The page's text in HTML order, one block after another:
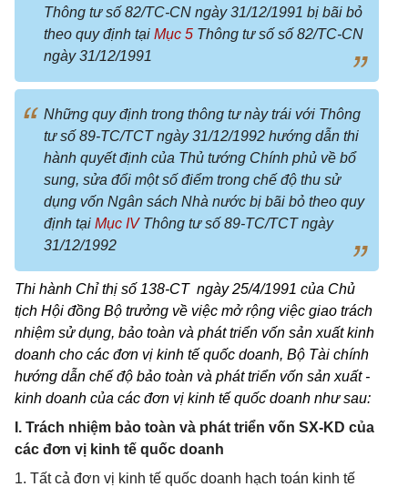
Thông tư số 82/TC-CN ngày 31/12/1991 bị bãi bỏ
theo quy định tại Mục 5 Thông tư số số 82/TC-CN
ngày 31/12/1991
Những quy định trong thông tư này trái với Thông
tư số 89-TC/TCT ngày 31/12/1992 hướng dẫn thi
hành quyết định của Thủ tướng Chính phủ về bổ
sung, sửa đổi một số điểm trong chế độ thu sử
dụng vốn Ngân sách Nhà nước bị bãi bỏ theo quy
định tại Mục IVThông tư số 89-TC/TCT ngày
31/12/1992
Thi hành Chỉ thị số 138-CT ngày 25/4/1991 của Chủ
tịch Hội đồng Bộ trưởng về việc mở rộng việc giao trách
nhiệm sử dụng, bảo toàn và phát triển vốn sản xuất kinh
doanh cho các đơn vị kinh tế quốc doanh, Bộ Tài chính
hướng dẫn chế độ bảo toàn và phát triển vốn sản xuất -
kinh doanh của các đơn vị kinh tế quốc doanh như sau:
I. Trách nhiệm bảo toàn và phát triển vốn SX-KD của
các đơn vị kinh tế quốc doanh
1. Tất cả đơn vị kinh tế quốc doanh hạch toán kinh tế